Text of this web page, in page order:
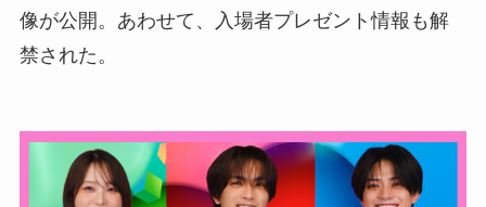
像が公開。あわせて、入場者プレゼント情報も解
禁された。